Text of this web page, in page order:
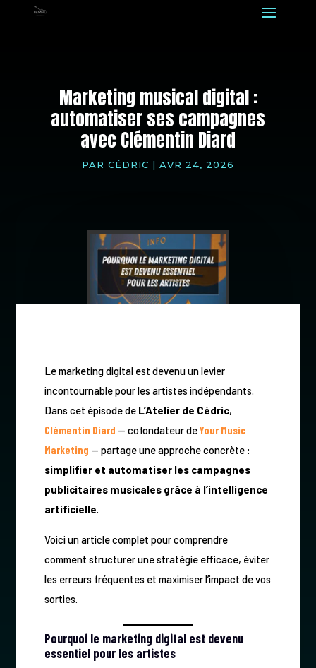
Marketing musical digital :
automatiser ses campagnes
avec Clémentin Diard
PAR CÉDRIC | AVR 24, 2026
Le marketing digital est devenu un levier
incontournable pour les artistes indépendants.
Dans cet épisode de L’Atelier de Cédric,
Clémentin Diard — cofondateur deYour Music
Marketing — partage une approche concrète :
simplifier et automatiser les campagnes
publicitaires musicales grâce à l’intelligence
artificielle.
Voici un article complet pour comprendre
comment structurer une stratégie efficace, éviter
les erreurs fréquentes et maximiser l’impact de vos
sorties.
Pourquoi le marketing digital est devenu
essentiel pour les artistes